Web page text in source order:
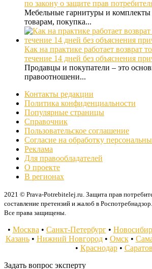
по закону о защите прав
Мебельные гарнитуры и комплекты
товарам, покупка...
Как на практике работает возврат
течение 14 дней без объяснения
Продавцы и покупатели – это
правоотношени...
Контакты редакции
Политика конфиденциальности
Популярные страницы
Справочник
Пользовательское соглашение
Согласие на обработку
Реклама
Для правообладателей
О проекте
В регионах
2021 © Prava-Potrebitelej.ru. Защита прав
составление претензий и жалоб в
Все права защищены.
• Москва • Санкт-Петербург•
Казань• Нижний Новгород• Омск•
• Краснодар• Саратов
Задать вопрос эксперту